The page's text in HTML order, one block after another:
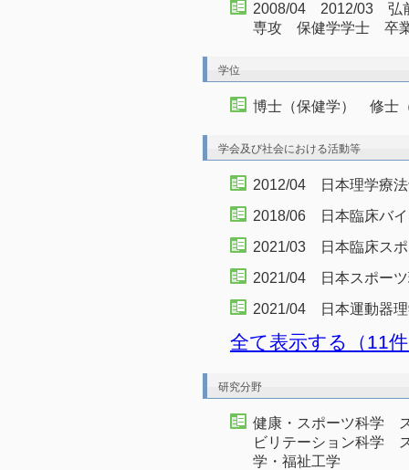
2008/04 2012/03 弘
専攻 保健学学士 卒
学位
博士（保健学） 修士
学会及び社会における活動等
2012/04 日本理学療
2018/06 日本臨床バ
2021/03 日本臨床ス
2021/04 日本スポー
2021/04 日本運動器
全て表示する（11
研究分野
健康・スポーツ科学
ビリテーション科学
学・福祉工学